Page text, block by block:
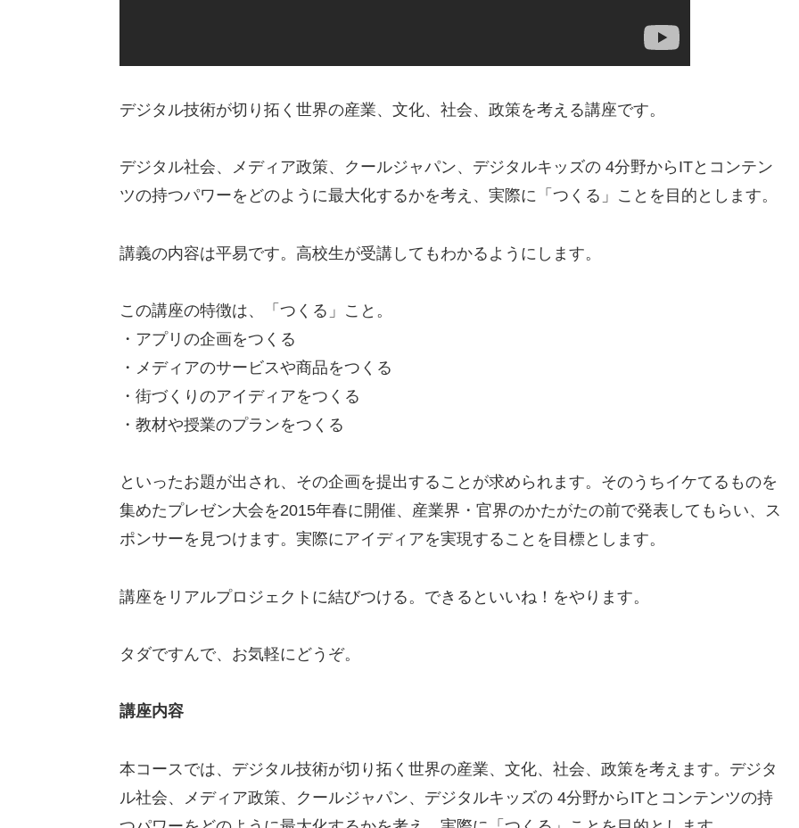
デジタル技術が切り拓く世界の産業、文化、社会、政策を考える講座です。
デジタル社会、メディア政策、クールジャパン、デジタルキッズの 4分野からITとコンテン
ツの持つパワーをどのように最大化するかを考え、実際に「つくる」ことを目的とします。
講義の内容は平易です。高校生が受講してもわかるようにします。
この講座の特徴は、「つくる」こと。
・アプリの企画をつくる
・メディアのサービスや商品をつくる
・街づくりのアイディアをつくる
・教材や授業のプランをつくる
といったお題が出され、その企画を提出することが求められます。そのうちイケてるものを
集めたプレゼン大会を2015年春に開催、産業界・官界のかたがたの前で発表してもらい、ス
ポンサーを見つけます。実際にアイディアを実現することを目標とします。
講座をリアルプロジェクトに結びつける。できるといいね！をやります。
タダですんで、お気軽にどうぞ。
講座内容
本コースでは、デジタル技術が切り拓く世界の産業、文化、社会、政策を考えます。デジタ
ル社会、メディア政策、クールジャパン、デジタルキッズの 4分野からITとコンテンツの持